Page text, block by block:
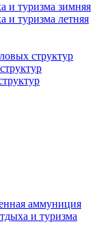
и туризма зимняя
и туризма летняя
структур
аммуниция
и туризма